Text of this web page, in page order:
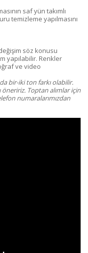
saf yün takımlı
temizleme yapılmasını
söz konusu
yapılabilir. Renkler
ve video
bir-iki ton farkı olabilir.
Toptan alımlar için
numaralarımızdan